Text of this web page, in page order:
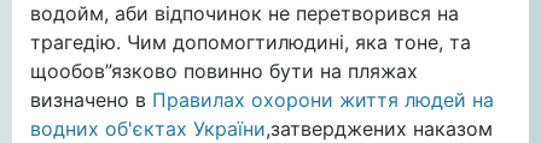
водойм, аби відпочинок не перетворився на
трагедію. Чим допомогтилюдині, яка тоне, та
щообов”язково повинно бути на пляжах
визначено в Правилах охорони життя людей на
водних об'єктах України,затверджених наказом